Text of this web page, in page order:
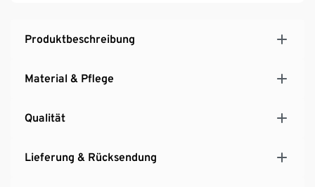
Produktbeschreibung
Material & Pflege
Qualität
Lieferung & Rücksendung